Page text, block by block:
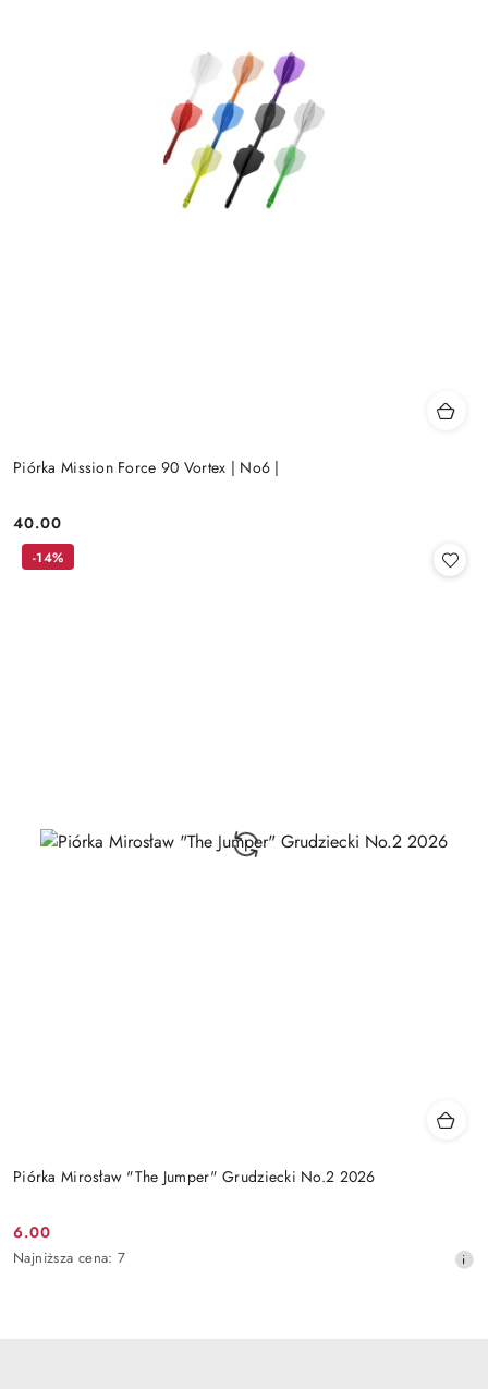
Piórka Mission Force 90 Vortex | No6 |
Cena:
40.00
Piórka Mirosław "The Jumper" Grudziecki No.2 2026
Cena
promocyjna:
6.00
Najniższa
Najniższa cena: 7
-14%